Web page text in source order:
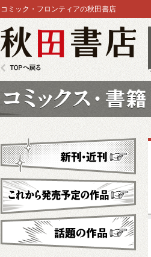
コミック・フロンティアの秋田書店
新刊・近刊
これから発売予定